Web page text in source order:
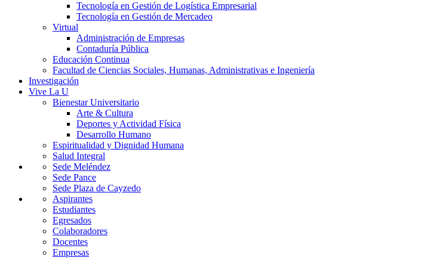
Tecnología en Gestión de Logística Empresarial
Tecnología en Gestión de Mercadeo
Virtual
Administración de Empresas
Contaduría Pública
Educación Continua
Facultad de Ciencias Sociales, Humanas, Administrativas e Ingeniería
Investigación
Vive La U
Bienestar Universitario
Arte & Cultura
Deportes y Actividad Física
Desarrollo Humano
Espiritualidad y Dignidad Humana
Salud Integral
Sede Meléndez
Sede Pance
Sede Plaza de Cayzedo
Aspirantes
Estudiantes
Egresados
Colaboradores
Docentes
Empresas